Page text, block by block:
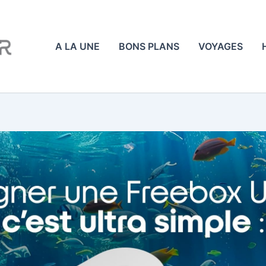
A LA UNE BONS PLANS VOYAGES